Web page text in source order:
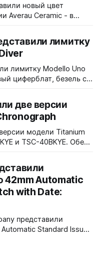
новый цвет
Averau Ceramic - в
из матовой чёрной
стекло с
головка,
(BioVeg из
лимитку
лимитку Modello Uno
стандарту MIL-STD-
ремешке
две версии
модели Titanium
и TSC-40BKYE. Обе
на чёрном
жёлтый
выполнен в жёлтом
с силиконовым
42mm Automatic
with Date:
представили
Standard Issue
Нэшвилле вручную